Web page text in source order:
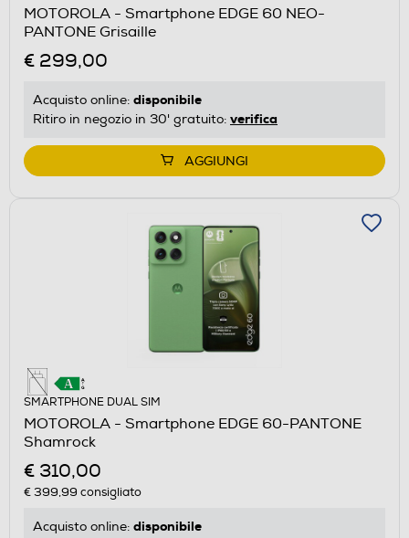
MOTOROLA - Smartphone EDGE 60 NEO-
PANTONE Grisaille
€ 299,00
Acquisto online: disponibile
Ritiro in negozio in 30' gratuito: verifica
AGGIUNGI
SMARTPHONE DUAL SIM
MOTOROLA - Smartphone EDGE 60-PANTONE
Shamrock
€ 310,00
€ 399,99 consigliato
Acquisto online: disponibile